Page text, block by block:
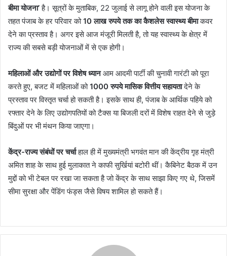
बीमा योजना’है। सूत्रों के मुताबिक, 22 जुलाई से लागू होने वाली इस योजना के
तहत पंजाब के हर परिवार को10 लाख रुपये तक का कैशलेस स्वास्थ्य बीमाकवर
देने का प्रस्ताव है। अगर इसे आज मंजूरी मिलती है, तो यह स्वास्थ्य के क्षेत्र में
राज्य की सबसे बड़ी योजनाओं में से एक होगी।
महिलाओं और उद्योगों पर विशेष ध्यानआम आदमी पार्टी की चुनावी गारंटी को पूरा
करते हुए, बजट में महिलाओं को1000 रुपये मासिक वित्तीय सहायतादेने के
प्रस्ताव पर विस्तृत चर्चा हो सकती है। इसके साथ ही, पंजाब के आर्थिक पहिये को
रफ्तार देने के लिए उद्योगपतियों को टैक्स या बिजली दरों में विशेष राहत देने से जुड़े
बिंदुओं पर भी मंथन किया जाएगा।
केंद्र-राज्य संबंधों पर चर्चाहाल ही में मुख्यमंत्री भगवंत मान की केंद्रीय गृह मंत्री
अमित शाह के साथ हुई मुलाकात ने काफी सुर्खियां बटोरी थीं। कैबिनेट बैठक में उन
मुद्दों को भी टेबल पर रखा जा सकता है जो केंद्र के साथ साझा किए गए थे, जिसमें
सीमा सुरक्षा और पेंडिंग फंड्स जैसे विषय शामिल हो सकते हैं।